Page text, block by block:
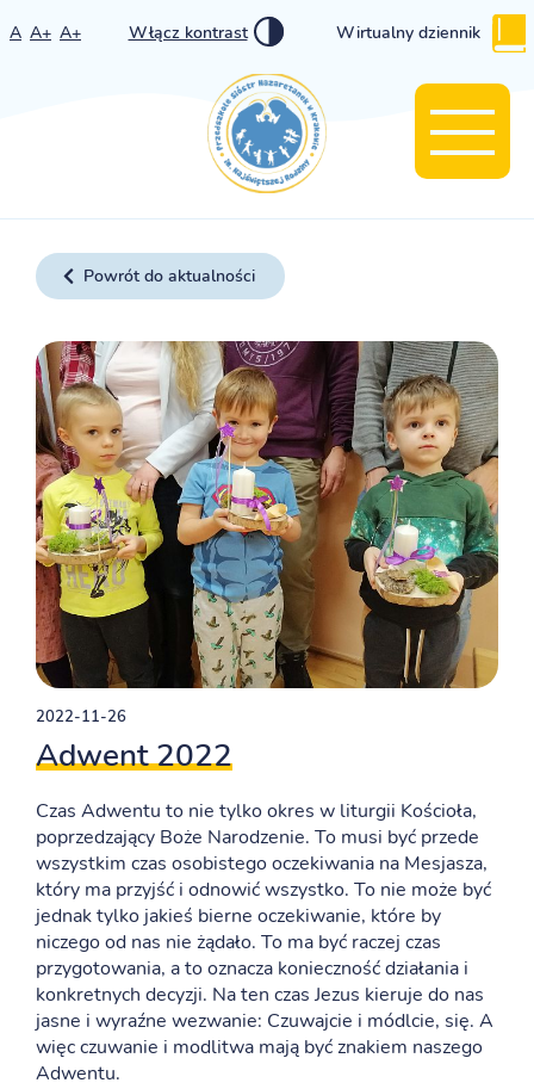
A A+ A+ Włącz kontrast Wirtualny dziennik
Powrót do aktualności
2022-11-26
Adwent 2022
Czas Adwentu to nie tylko okres w liturgii Kościoła,
poprzedzający Boże Narodzenie. To musi być przede
wszystkim czas osobistego oczekiwania na Mesjasza,
który ma przyjść i odnowić wszystko. To nie może być
jednak tylko jakieś bierne oczekiwanie, które by
niczego od nas nie żądało. To ma być raczej czas
przygotowania, a to oznacza konieczność działania i
konkretnych decyzji. Na ten czas Jezus kieruje do nas
jasne i wyraźne wezwanie: Czuwajcie i módlcie, się. A
więc czuwanie i modlitwa mają być znakiem naszego
Adwentu.